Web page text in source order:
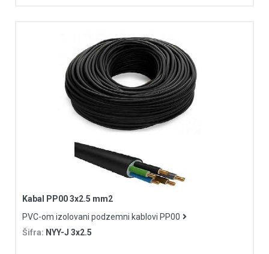
Kabal PP00 3x2.5 mm2
PVC-om izolovani podzemni kablovi PP00
Šifra: NYY-J 3x2.5